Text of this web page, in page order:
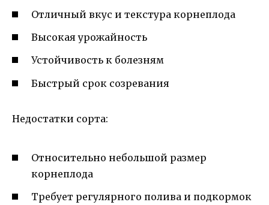
Отличный вкус и текстура корнеплода
Высокая урожайность
Устойчивость к болезням
Быстрый срок созревания
Недостатки сорта:
Относительно небольшой размер
корнеплода
Требует регулярного полива и подкормок